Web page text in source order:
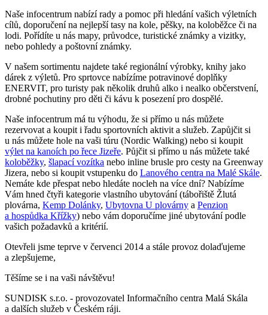
Naše infocentrum nabízí rady a pomoc při hledání vašich výletních
cílů, doporučení na nejlepší tasy na kole, pěšky, na koloběžce či na
lodi. Pořídíte u nás mapy, průvodce, turistické známky a vizitky,
nebo pohledy a poštovní známky.
V našem sortimentu najdete také regionální výrobky, knihy jako
dárek z výletů. Pro sprtovce nabízíme potravinové doplňky
ENERVIT, pro turisty pak několik druhů alko i nealko občerstvení,
drobné pochutiny pro děti či kávu k posezení pro dospělé.
Naše infocentrum má tu výhodu, že si přímo u nás můžete
rezervovat a koupit i řadu sportovních aktivit a služeb. Zapůjčit si
u nás můžete hole na vaši túru (Nordic Walking) nebo si koupit
výlet na kanoích po řece Jizeře. Půjčit si přímo u nás můžete také
koloběžky, šlapací vozítka nebo inline brusle pro cesty na Greenway
Jizera, nebo si koupit vstupenku do Lanového centra na Malé Skále.
Nemáte kde přespat nebo hledáte nocleh na více dní? Nabízíme
Vám hned čtyři kategorie vlastního ubytování (tábořiště Žlutá
plovárna, Kemp Dolánky, Ubytovna U plovárny a Penzion
a hospůdka Křížky) nebo vám doporučíme jiné ubytování podle
vašich požadavků a kritérií.
Otevřeli jsme teprve v červenci 2014 a stále provoz dolaďujeme
a zlepšujeme,
Těšíme se i na vaši návštěvu!
SUNDISK s.r.o. - provozovatel Informačního centra Malá Skála
a dalších služeb v Českém ráji.